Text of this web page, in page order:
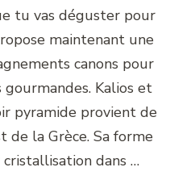
tu vas déguster pour
maintenant une
canons pour
Kalios et
pyramide provient de
de la Grèce. Sa forme
dans …